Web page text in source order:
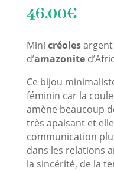
46,00€
Mini créolesargent
d’amazonite
Ce bijou
féminin car la
amène beaucoup
très apaisant et
communication
dans les relations
la sincérité, de la